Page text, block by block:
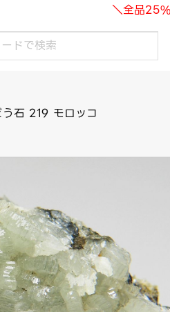
＼全品
う石 219 モロッコ